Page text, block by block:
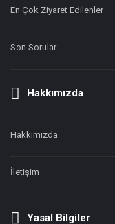
En Çok Ziyaret Edilenler
Son Sorular
Hakkımızda
Hakkımızda
İletişim
Yasal Bilgiler